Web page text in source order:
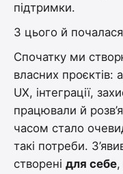
підтримки.
З цього й
Спочатку ми
власних проєктів:
UX, інтеграції,
працювали й
часом стало
такі потреби.
створені для себе,